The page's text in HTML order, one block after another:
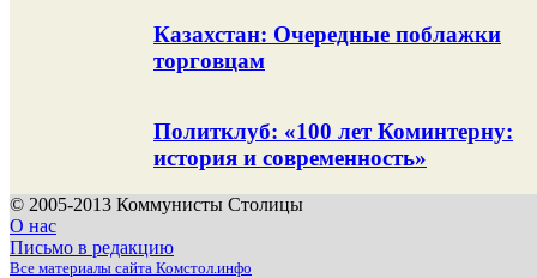
Казахстан: Очередные поблажки
торговцам
Политклуб: «100 лет Коминтерну:
история и современность»
© 2005-2013 Коммунисты Столицы
О нас
Письмо в редакцию
Все материалы сайта Комстол.инфо